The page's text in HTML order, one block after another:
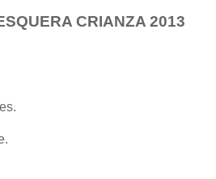
CRIANZA 2013